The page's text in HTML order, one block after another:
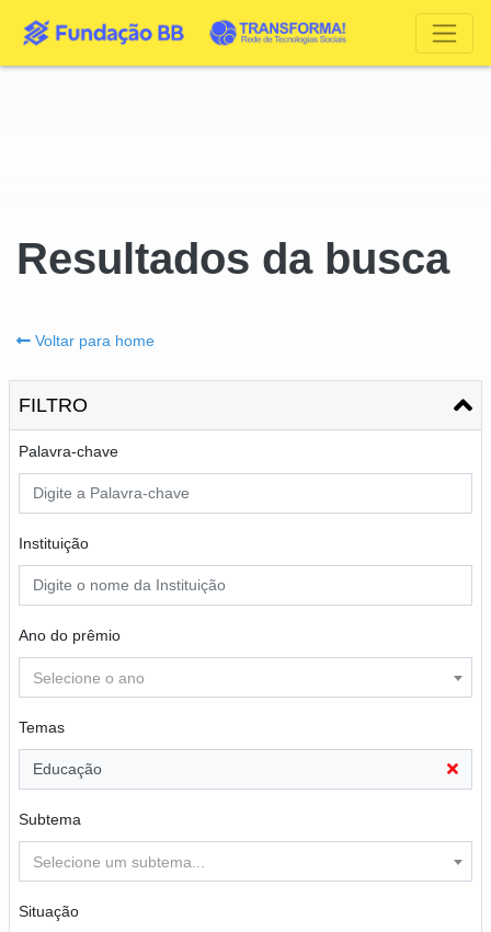
Resultados da busca
Voltar para home
FILTRO
Palavra-chave
Instituição
Ano do prêmio
Selecione o ano
Temas
Educação
Subtema
Selecione um subtema...
Situação